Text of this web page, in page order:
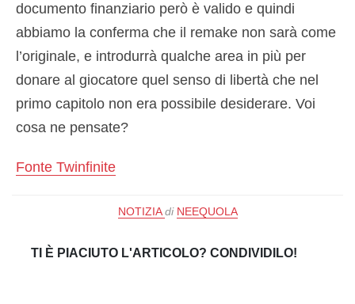
documento finanziario però è valido e quindi
abbiamo la conferma che il remake non sarà come
l’originale, e introdurrà qualche area in più per
donare al giocatore quel senso di libertà che nel
primo capitolo non era possibile desiderare. Voi
cosa ne pensate?
Fonte Twinfinite
NOTIZIA di NEEQUOLA
TI È PIACIUTO L'ARTICOLO? CONDIVIDILO!